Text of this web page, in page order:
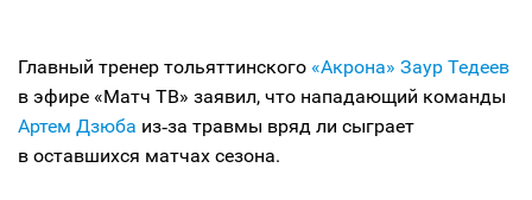
Главный тренер тольяттинского «Акрона» Заур Тедеев
в эфире «Матч ТВ» заявил, что нападающий команды
Артем Дзюба из‑за травмы вряд ли сыграет
в оставшихся матчах сезона.